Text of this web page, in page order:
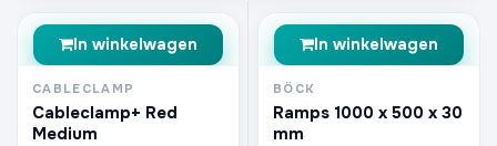
In winkelwagen
CABLECLAMP
Cableclamp+ Red
Medium
In winkelwagen
BÖCK
Ramps 1000 x 500 x 30
mm